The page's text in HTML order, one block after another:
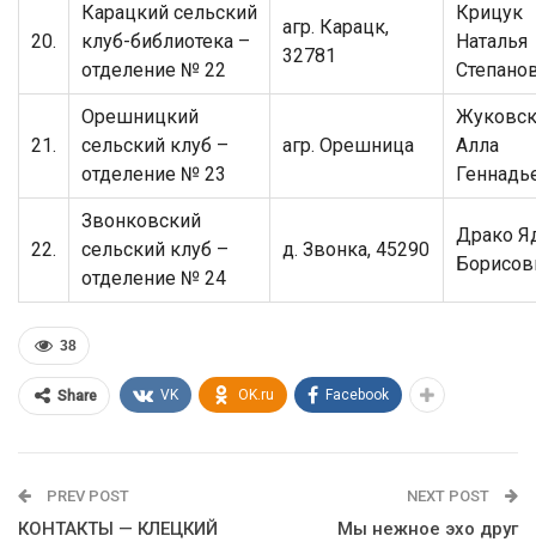
20.
Карацкий сельский
клуб-библиотека –
отделение № 22
агр. Карацк,
32781
Крицук
Наталья
21.
Орешницкий
сельский клуб –
отделение № 23
агр. Орешница
Алла
22.
Звонковский
сельский клуб –
отделение № 24
д. Звонка, 45290
Драко
38
Share VK OK.ru Facebook
PREV POST
КОНТАКТЫ — КЛЕЦКИЙ
NEXT POST
Мы нежное эхо друг